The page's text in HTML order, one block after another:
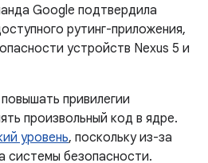
Google подтвердила
рутинг-приложения,
устройств Nexus 5 и
привилегии
произвольный код в ядре.
уровень, поскольку из-за
системы безопасности.